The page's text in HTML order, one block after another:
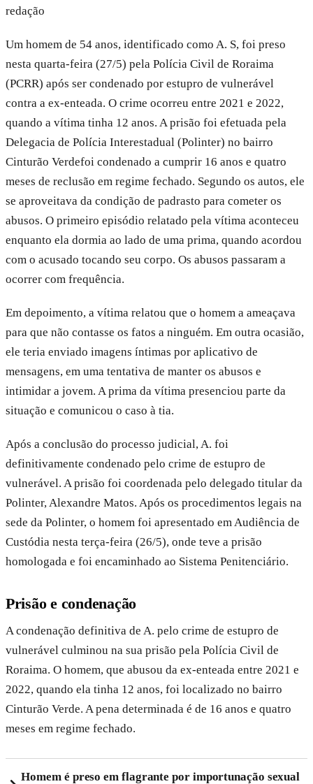
redação
Um homem de 54 anos, identificado como A. S, foi preso
nesta quarta-feira (27/5) pela Polícia Civil de Roraima
(PCRR) após ser condenado por estupro de vulnerável
contra a ex-enteada. O crime ocorreu entre 2021 e 2022,
quando a vítima tinha 12 anos. A prisão foi efetuada pela
Delegacia de Polícia Interestadual (Polinter) no bairro
Cinturão Verdefoi condenado a cumprir 16 anos e quatro
meses de reclusão em regime fechado. Segundo os autos, ele
se aproveitava da condição de padrasto para cometer os
abusos. O primeiro episódio relatado pela vítima aconteceu
enquanto ela dormia ao lado de uma prima, quando acordou
com o acusado tocando seu corpo. Os abusos passaram a
ocorrer com frequência.
Em depoimento, a vítima relatou que o homem a ameaçava
para que não contasse os fatos a ninguém. Em outra ocasião,
ele teria enviado imagens íntimas por aplicativo de
mensagens, em uma tentativa de manter os abusos e
intimidar a jovem. A prima da vítima presenciou parte da
situação e comunicou o caso à tia.
Após a conclusão do processo judicial, A. foi
definitivamente condenado pelo crime de estupro de
vulnerável. A prisão foi coordenada pelo delegado titular da
Polinter, Alexandre Matos. Após os procedimentos legais na
sede da Polinter, o homem foi apresentado em Audiência de
Custódia nesta terça-feira (26/5), onde teve a prisão
homologada e foi encaminhado ao Sistema Penitenciário.
Prisão e condenação
A condenação definitiva de A. pelo crime de estupro de
vulnerável culminou na sua prisão pela Polícia Civil de
Roraima. O homem, que abusou da ex-enteada entre 2021 e
2022, quando ela tinha 12 anos, foi localizado no bairro
Cinturão Verde. A pena determinada é de 16 anos e quatro
meses em regime fechado.
Homem é preso em flagrante por importunação sexual